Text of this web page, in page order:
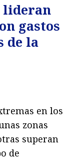
lideran
gastos
de la
en los
zonas
superan
de